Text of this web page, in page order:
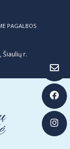
PAGALBOS
Šiaulių r.